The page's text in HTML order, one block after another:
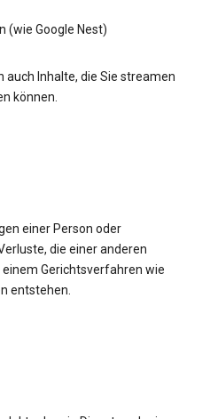
(wie Google Nest)
Inhalte, die Sie streamen
können.
einer Person oder
die einer anderen
Gerichtsverfahren wie
entstehen.